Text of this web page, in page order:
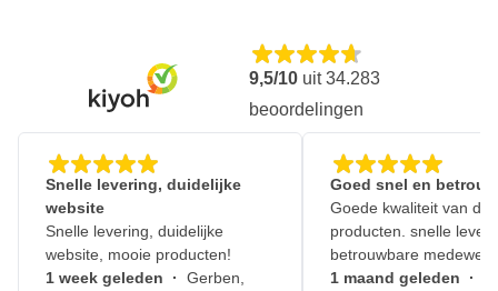
9,5/10 uit34.283
beoordelingen
Snelle levering, duidelijke
website
Snelle levering, duidelijke
website, mooie producten!
1 week geleden · Gerben,
Goed snel en
Goede kwaliteit van de
producten. snelle
betrouwbare
1 maand geleden ·